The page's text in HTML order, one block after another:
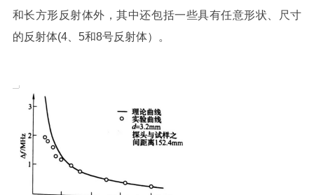
和长方形反射体外，其中还包括一些具有任意形状、尺寸
的反射体(4、5和8号反射体）。